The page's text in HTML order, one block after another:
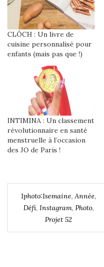
CLÔCH : Un livre de
cuisine personnalisé pour
enfants (mais pas que !)
INTIMINA : Un classement
révolutionnaire en santé
menstruelle à l’occasion
des JO de Paris !
1photo:1semaine,Année,
Défi, Instagram, Photo,
Projet 52